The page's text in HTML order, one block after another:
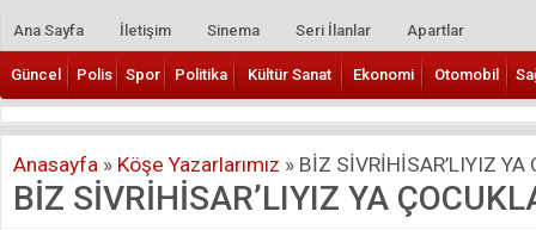
Ana Sayfa İletişim Sinema Seri İlanlar Apartlar
Güncel Polis Spor Politika Kültür Sanat Ekonomi Otomobil
Anasayfa » Köşe Yazarlarımız » BİZ SİVRİHİSAR’LIYIZ YA
BİZ SİVRİHİSAR’LIYIZ YA